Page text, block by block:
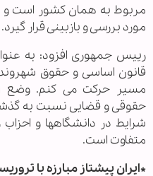
مربوط به همان کشور است و
مورد بررسی و بازبینی قرار گیرد.
رییس جمهوری افزود: به
قانون اساسی و حقوق
مسیر حرکت می کنم. وضع
حقوقی و قضایی نسبت به
شرایط در دانشگاهها و
متفاوت است.
*ایران پیشتاز مبارزه با